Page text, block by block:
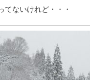
ないけれど・・・